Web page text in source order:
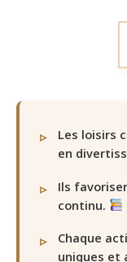
Les loisirs
en
Ils
continu.
Chaque
uniques et